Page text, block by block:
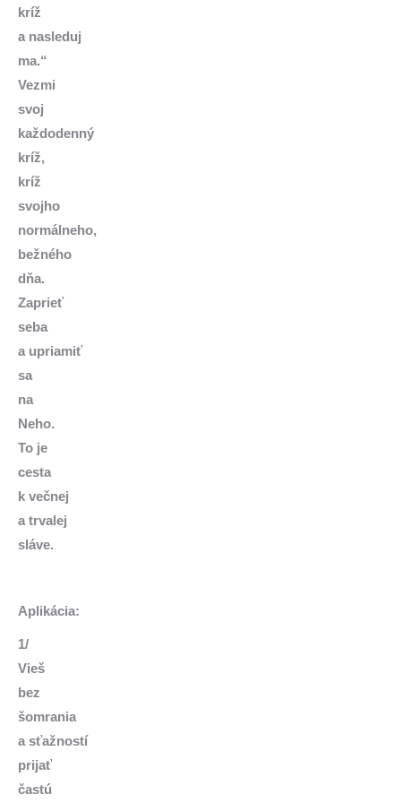
kríž
a nasleduj
ma.“
Vezmi
svoj
každodenný
kríž,
kríž
svojho
normálneho,
bežného
dňa.
Zaprieť
seba
a upriamiť
sa
na
Neho.
To je
cesta
k večnej
a trvalej
sláve.
Aplikácia:
1/
Vieš
bez
šomrania
a sťažností
prijať
častú